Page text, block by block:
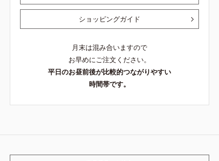
ショッピングガイド
月末は混み合いますので
お早めにご注文ください。
平日のお昼前後が比較的つながりやすい
時間帯です。